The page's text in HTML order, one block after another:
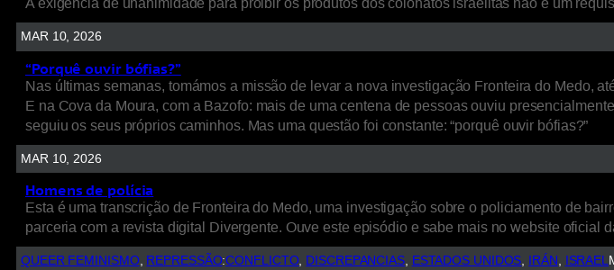
A exigência de unanimidade para proibir os produtos dos colonatos israelitas não é um
MAR 10, 2026
“Porquê ouvir bófias?”
Nas últimas semanas, tomámos a missão de levar a nova investigação Fronteira do Medo,
E na Cova da Moura, com a Bazofo: mais de uma centena de pessoas ouviu
seguiu os seus próprios caminhos. Mas uma questão foi constante: “porquê ouvir bófias?”
MAR 10, 2026
Homens de polícia
Esta é uma transcrição de Fronteira do Medo, uma investigação sobre o policiamento de
parceria com a revista digital Divergente. Ouve este episódio e sabe mais no website oficial
QUEER FEMINISMO, REPRESSÃO:CONFLICTO, DISCREPANCIAS, ESTADOS UNIDOS, IRÁN , ISRAEL